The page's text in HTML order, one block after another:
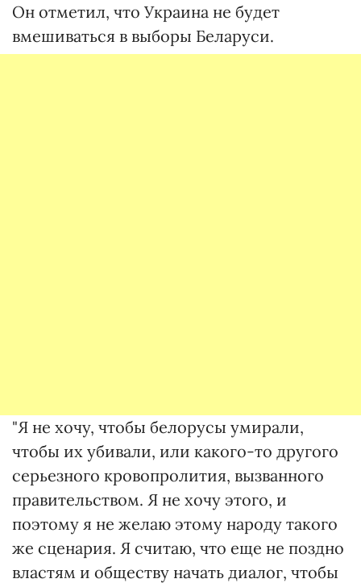
Он отметил, что Украина не будет
вмешиваться в выборы Беларуси.
"Я не хочу, чтобы белорусы умирали,
чтобы их убивали, или какого-то другого
серьезного кровопролития, вызванного
правительством. Я не хочу этого, и
поэтому я не желаю этому народу такого
же сценария. Я считаю, что еще не поздно
властям и обществу начать диалог, чтобы